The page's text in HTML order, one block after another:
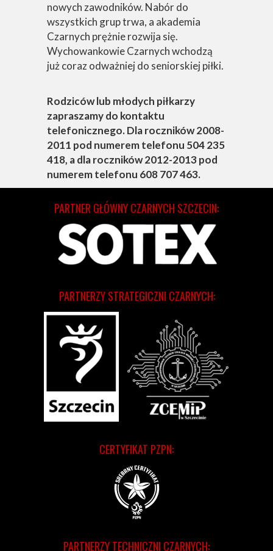
nowych zawodników. Nabór do
wszystkich grup trwa, a akademia
Czarnych prężnie rozwija się.
Wychowankowie Czarnych wchodzą
już coraz odważniej do seniorskiej piłki.
Rodziców lub młodych piłkarzy
zapraszamy do kontaktu
telefonicznego. Dla roczników 2008-
2011 pod numerem telefonu 504 235
418, a dla roczników 2012-2013 pod
numerem telefonu 608 707 463.
CERTYFIKAT PZPN:
PARTNERZY TECHNICZNI CZARNYCH:
PARTNERZY STRATEGICZNI CZARNYCH:
PARTNER GŁÓWNY CZARNYCH SZCZECIN: